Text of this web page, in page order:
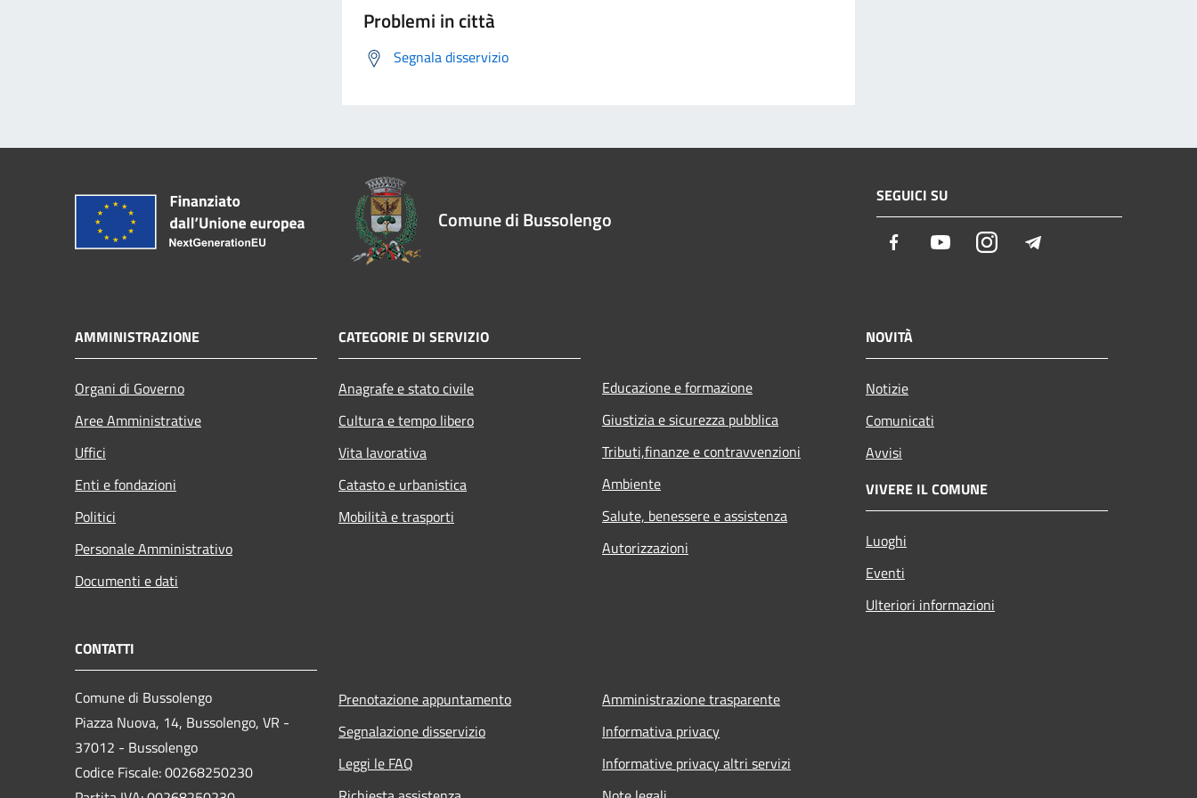
Problemi in città
Segnala disservizio
Comune di Bussolengo
SEGUICI SU
Facebook YoutubeInstagram
AMMINISTRAZIONE
Organi di Governo
Aree Amministrative
Uffici
Enti e fondazioni
Politici
Personale Amministrativo
Documenti e dati
CATEGORIE DI SERVIZIO
Anagrafe e stato civile
Cultura e tempo libero
Vita lavorativa
Catasto e urbanistica
Mobilità e trasporti
Educazione e formazione
Giustizia e sicurezza pubblica
Tributi,finanze e contravvenzioni
Ambiente
Salute, benessere e assistenza
Autorizzazioni
NOVITÀ
Notizie
Comunicati
Avvisi
VIVERE IL COMUNE
Luoghi
Eventi
Ulteriori informazioni
CONTATTI
Comune di Bussolengo
Piazza Nuova, 14, Bussolengo, VR -
37012 - Bussolengo
Codice Fiscale: 00268250230
Prenotazione appuntamento
Segnalazione disservizio
Leggi le FAQ
Amministrazione trasparente
Informativa privacy
Informative privacy altri servizi